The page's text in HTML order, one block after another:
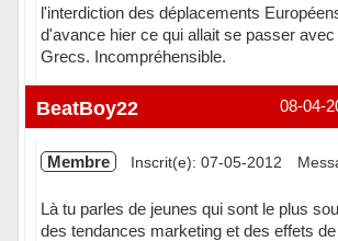
l'interdiction des déplacements
d'avance hier ce qui allait se passer
Grecs. Incompréhensible.
08-04-
BeatBoy22
Membre Inscrit(e): 07-05-2012
Là tu parles de jeunes qui sont le plus
des tendances marketing et des effets